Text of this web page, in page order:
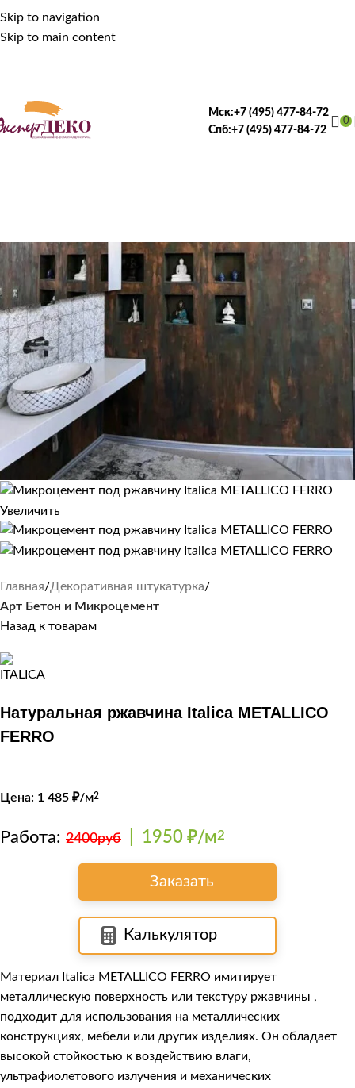
Skip to navigation
Skip to main content
Мск:+7 (495) 477-84-72
Спб:+7 (495) 477-84-72
0
Увеличить
Главная Декоративная штукатурка
Арт Бетон и Микроцемент
Назад к товарам
Натуральная ржавчина Italica METALLICO
FERRO
Цена: 1 485 ₽/м2
Работа: 2400руб 1950 ₽/м2
Заказать
Калькулятор
Материал Italica METALLICO FERRO имитирует
металлическую поверхность или текстуру ржавчины ,
подходит для использования на металлических
конструкциях, мебели или других изделиях. Он обладает
высокой стойкостью к воздействию влаги,
ультрафиолетового излучения и механических